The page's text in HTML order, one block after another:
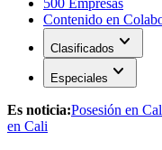
500 Empresas
Contenido en
Clasificados expand_more
Especiales expand_more
Es noticia:Posesión en
en Cali